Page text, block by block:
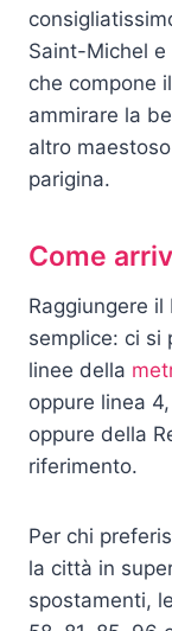
Saint-Michel
che compone
ammirare la
altro
parigina.
Come
Raggiungere
semplice: ci si
linee della
oppure linea
oppure della
riferimento.
Per chi
la città in
spostamenti,